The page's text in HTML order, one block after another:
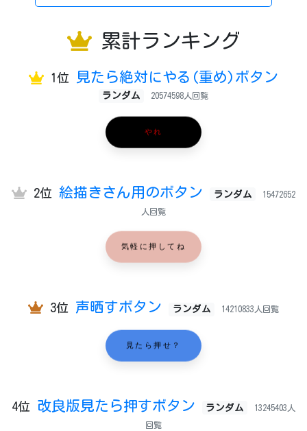
累計ランキング
1位 見たら絶対にやる(重め)ボタン
ランダム 20574598人回覧
やれ
2位 絵描きさん用のボタン ランダム 15472652
人回覧
気軽に押してね
3位 声晒すボタン ランダム 14210833人回覧
見たら押せ？
4位 改良版見たら押すボタン ランダム 13245403人
回覧